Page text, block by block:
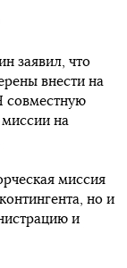
заявил, что
внести на
совместную
на
миссия
но и
и